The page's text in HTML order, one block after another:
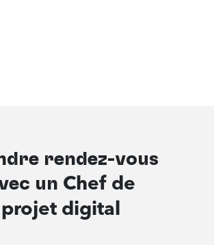
rendez-vous
un Chef de
projet digital